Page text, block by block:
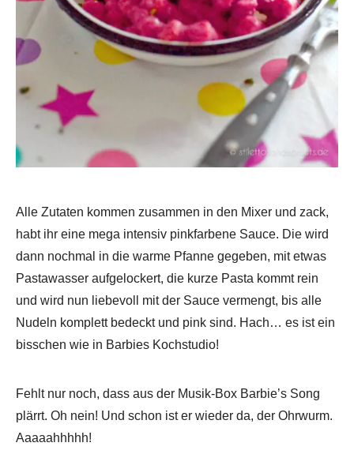
Alle Zutaten kommen zusammen in den Mixer und zack,
habt ihr eine mega intensiv pinkfarbene Sauce. Die wird
dann nochmal in die warme Pfanne gegeben, mit etwas
Pastawasser aufgelockert, die kurze Pasta kommt rein
und wird nun liebevoll mit der Sauce vermengt, bis alle
Nudeln komplett bedeckt und pink sind. Hach… es ist ein
bisschen wie in Barbies Kochstudio!
Fehlt nur noch, dass aus der Musik-Box Barbie’s Song
plärrt. Oh nein! Und schon ist er wieder da, der Ohrwurm.
Aaaaahhhhh!